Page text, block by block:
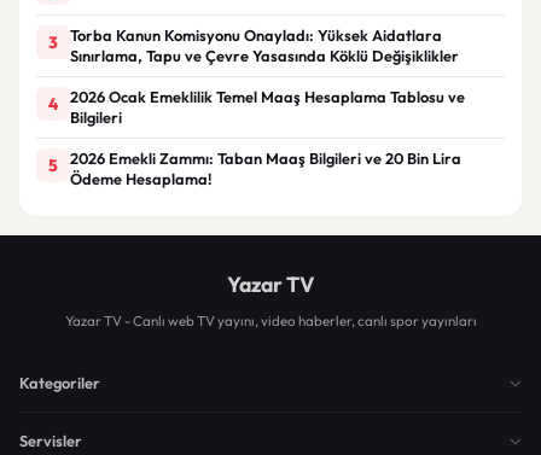
3
Torba Kanun Komisyonu Onayladı: Yüksek Aidatlara
Sınırlama, Tapu ve Çevre Yasasında Köklü Değişiklikler
4
2026 Ocak Emeklilik Temel Maaş Hesaplama Tablosu ve
Bilgileri
5
2026 Emekli Zammı: Taban Maaş Bilgileri ve 20 Bin Lira
Ödeme Hesaplama!
Yazar TV
Yazar TV - Canlı web TV yayını, video haberler, canlı spor yayınları
Kategoriler
Servisler